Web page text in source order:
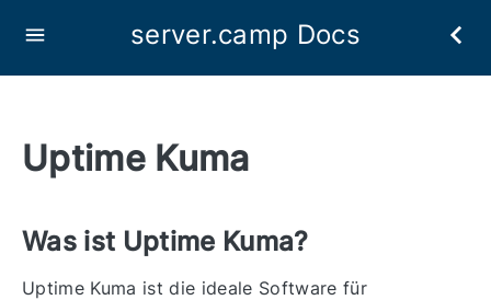
server.camp Docs
Uptime Kuma
Was ist Uptime Kuma?
Uptime Kuma ist die ideale Software für